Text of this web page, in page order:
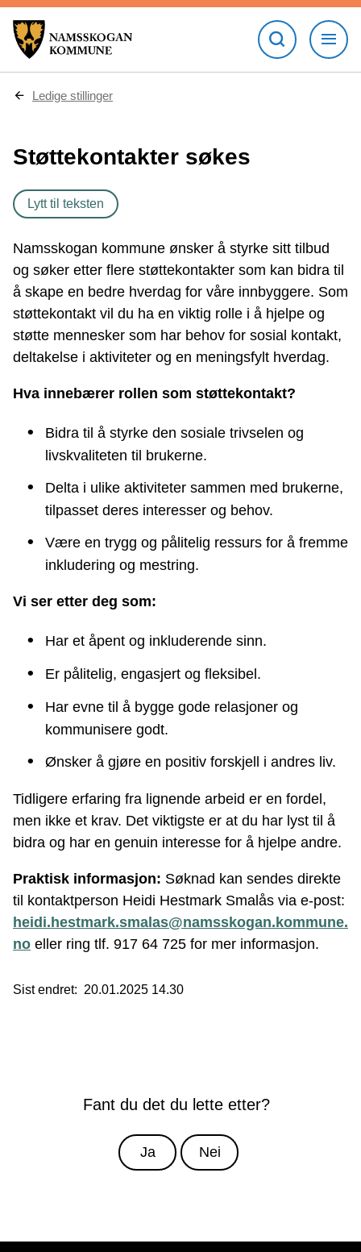
D
h
e
:
Ledige stillinger
Støttekontakter søkes
Lytt til teksten
Namsskogan kommune ønsker å styrke sitt tilbud
og søker etter flere støttekontakter som kan bidra til
å skape en bedre hverdag for våre innbyggere. Som
støttekontakt vil du ha en viktig rolle i å hjelpe og
støtte mennesker som har behov for sosial kontakt,
deltakelse i aktiviteter og en meningsfylt hverdag.
Hva innebærer rollen som støttekontakt?
Bidra til å styrke den sosiale trivselen og
livskvaliteten til brukerne.
Delta i ulike aktiviteter sammen med brukerne,
tilpasset deres interesser og behov.
Være en trygg og pålitelig ressurs for å fremme
inkludering og mestring.
Vi ser etter deg som:
Har et åpent og inkluderende sinn.
Er pålitelig, engasjert og fleksibel.
Har evne til å bygge gode relasjoner og
kommunisere godt.
Ønsker å gjøre en positiv forskjell i andres liv.
Tidligere erfaring fra lignende arbeid er en fordel,
men ikke et krav. Det viktigste er at du har lyst til å
bidra og har en genuin interesse for å hjelpe andre.
Praktisk informasjon: Søknad kan sendes direkte
til kontaktperson Heidi Hestmark Smalås via e-post:
heidi.hestmark.smalas@namsskogan.kommune.
no eller ring tlf. 917 64 725 for mer informasjon.
Sist endret 20.01.2025 14.30
Fant du det du lette etter?
Ja Nei